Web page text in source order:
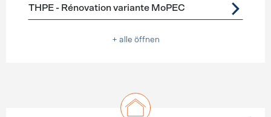
THPE - Rénovation variante MoPEC
+ alle öffnen